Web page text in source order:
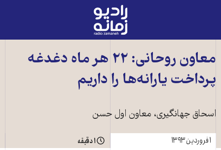
رادیو
زمانه
صفحه
اصلی
معاون روحانی: ۲۲ هر ماه دغدغه
پرداخت یارانه‌ها را داریم
اسحاق جهانگیری، معاون اول حسن
۱ فروردین ۱۳۹۳
۱ دقیقه